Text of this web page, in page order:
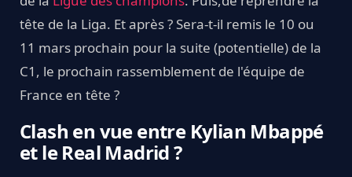
tête de la Liga. Et après ? Sera-t-il remis le 10 ou
11 mars prochain pour la suite (potentielle) de la
C1, le prochain rassemblement de l'équipe de
France en tête ?
Clash en vue entre Kylian Mbappé
et le Real Madrid ?